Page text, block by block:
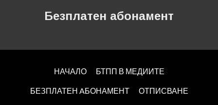
Безплатен абонамент
НАЧАЛО БТПП В МЕДИИТЕ
БЕЗПЛАТЕН AБОНАМЕНТ ОТПИСВАНЕ